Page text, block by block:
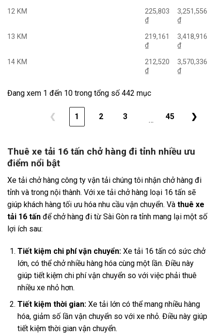
12 KM
225,803
₫
3,251,556
₫
13 KM
219,161
₫
3,418,916
₫
14 KM
212,520
₫
3,570,336
₫
Đang xem 1 đến 10 trong tổng số 442 mục
❮ 1 2 3 … 45 ❯
Thuê xe tải 16 tấn chở hàng đi tỉnh nhiều ưu
điểm nổi bật
Xe tải chở hàng công ty vận tải chúng tôi nhận chở hàng đi
tỉnh và trong nội thành. Với xe tải chở hàng loại 16 tấn sẽ
giúp khách hàng tối ưu hóa nhu cầu vận chuyển. Và thuê xe
tải 16 tấn để chở hàng đi từ Sài Gòn ra tỉnh mang lại một số
lợi ích sau:
Tiết kiệm chi phí vận chuyển: Xe tải 16 tấn có sức chở
lớn, có thể chở nhiều hàng hóa cùng một lần. Điều này
giúp tiết kiệm chi phí vận chuyển so với việc phải thuê
nhiều xe nhỏ hơn.
Tiết kiệm thời gian: Xe tải lớn có thể mang nhiều hàng
hóa, giảm số lần vận chuyển so với xe nhỏ. Điều này giúp
tiết kiệm thời gian vận chuyển.